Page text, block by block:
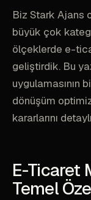
Biz Stark Ajans
büyük çok
ölçeklerde e-
geliştirdik. Bu
uygulamasının
dönüşüm
kararlarını
E-Ticaret
Temel